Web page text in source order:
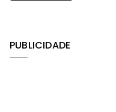
PUBLICIDADE